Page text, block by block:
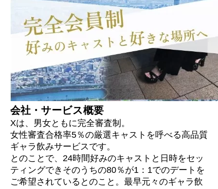
会社・サービス概要
Xは、男女ともに完全審査制。
女性審査合格率5％の厳選キャストを呼べる高品質
ギャラ飲みサービスです。
とのことで、24時間好みのキャストと日時をセッ
ティングできそのうちの80％が1：1でのデートを
ご希望されているとのこと。最早元々のギャラ飲